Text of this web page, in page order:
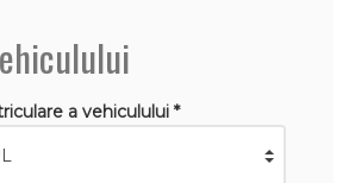
a vehiculului *